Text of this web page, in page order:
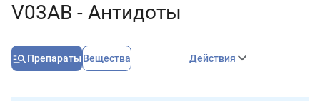
V03AB - Антидоты
Препараты Вещества Действия